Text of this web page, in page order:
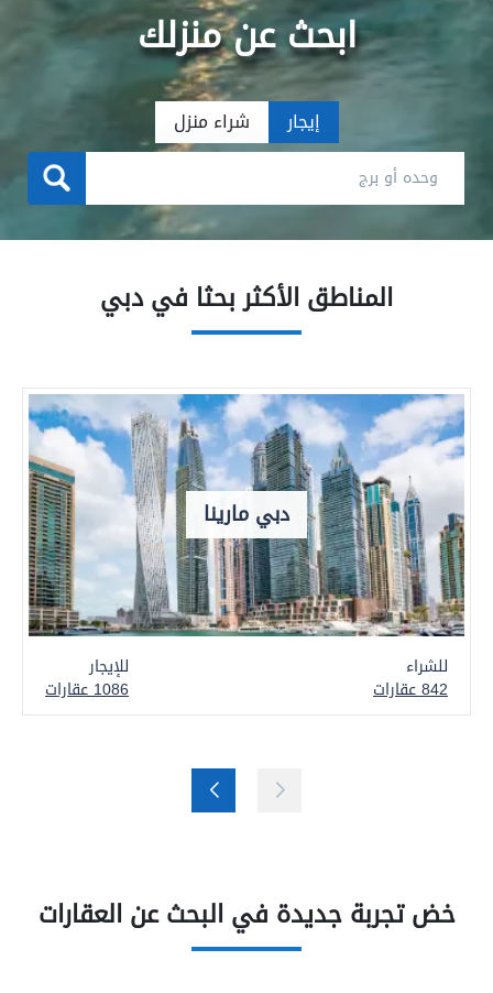
ابحث عن منزلك
إيجار شراء منزل
المناطق الأكثر بحثا في دبي
دبي مارينا
للشراء
842 عقارات
للإيجار
1086 عقارات
خض تجربة جديدة في البحث عن العقارات